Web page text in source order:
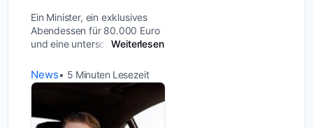
Ein Minister, ein exklusives
Abendessen für 80.000 Euro
und eine unterschätzte
Enthüllung eines jungen
Mediums begann, entwickelte
einem politischen Sk...
Weiterlesen
News 5 Minuten Lesezeit